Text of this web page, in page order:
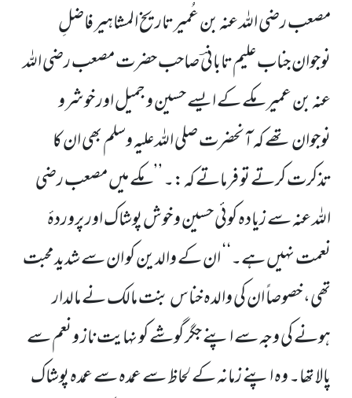
مصعب رضی اللہ عنہ بن عُمیرتاریخ المشاہیر فاضلِ
نوجوان جناب علیم تابانیؔ صاحبحضرت مصعب رضی اللہ
عنہ بن عمیر مکے کے ایسے حسین و جمیل اور خوشرو
نوجوان تھے کہ آنحضرت صلی اللہ علیہ وسلم بھی ان کا
تذکرت کرتے تو فرماتے کہ:۔ ’’مکے میں مصعب رضی
اللہ عنہ سے زیادہ کوئی حسین و خوش پوشاک اور پروردۂ
نعمت نہیں ہے۔‘‘ ان کے والدین کو ان سے شدید محبت
تھی، خصوصاً ان کی والدہ خناس بنت مالک نے مالدار
ہونے کی وجہ سے اپنے جگر گوشے کو نہایت ناز و نعم سے
پالا تھا۔ وہ اپنے زمانہ کے لحاظ سے عمدہ سے عمدہ پوشاک